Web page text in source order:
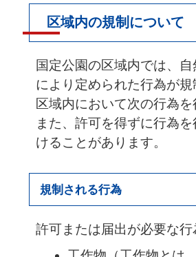
区域内の規制について
国定公園の区域内では、
により定められた行為が規
区域内において次の行為
また、許可を得ずに行為
けることがあります。
規制される行為
許可または届出が必要な行